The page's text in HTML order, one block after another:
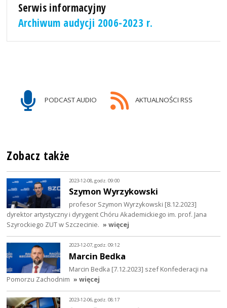
Serwis informacyjny
Archiwum audycji 2006-2023 r.
PODCAST AUDIO AKTUALNOŚCI RSS
Zobacz także
2023-12-08, godz. 09:00
Szymon Wyrzykowski
profesor Szymon Wyrzykowski [8.12.2023]
dyrektor artystyczny i dyrygent Chóru Akademickiego im. prof. Jana
Szyrockiego ZUT w Szczecinie. » więcej
2023-12-07, godz. 09:12
Marcin Bedka
Marcin Bedka [7.12.2023] szef Konfederacji na
Pomorzu Zachodnim » więcej
2023-12-06, godz. 08:17